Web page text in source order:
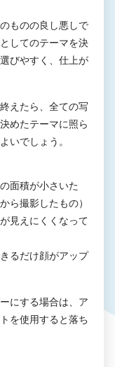
ものの良し悪しで
してのテーマを決
びやすく、仕上が
えたら、全ての写
めたテーマに照ら
いでしょう。
面積が小さいた
ら撮影したもの）
見えにくくなって
るだけ顔がアップ
にする場合は、ア
を使用すると落ち